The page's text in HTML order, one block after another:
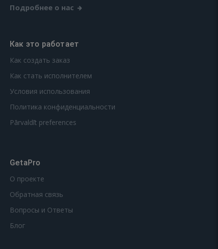
Подробнее о нас
Как это работает
Как создать заказ
Как стать исполнителем
Условия использования
Политика конфиденциальности
Pārvaldīt preferences
GetaPro
О проекте
Обратная связь
Вопросы и Ответы
Блог